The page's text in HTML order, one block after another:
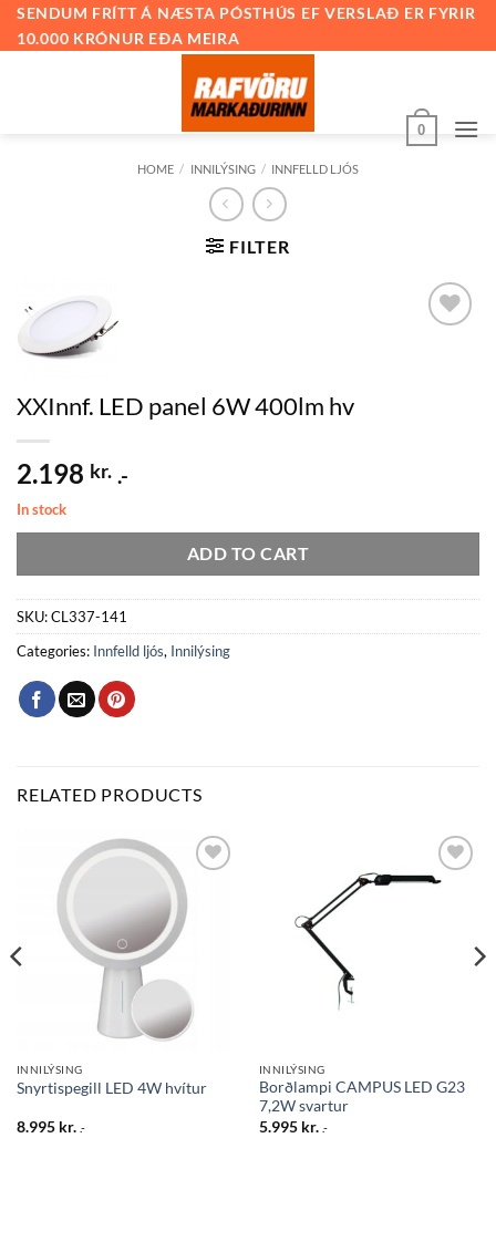
SkipSENDUM FRÍTT Á NÆSTA PÓSTHÚS EF VERSLAÐ ER FYRIR
10.000 KRÓNUR EÐA MEIRA
0
HOME / INNILÝSING / INNFELLD LJÓS
FILTER
XXInnf. LED panel 6W 400lm hv
2.198 kr. .-
In stock
ADD TO CART
SKU:CL337-141
Categories: Innfelld ljós, Innilýsing
RELATED PRODUCTS
Bæta
óskalista
INNILÝSING
Snyrtispegill LED 4W hvítur
8.995 kr. .-
Bæta
INNILÝSING
Borðlampi CAMPUS LED G23
7,2W svartur
5.995 kr. .-